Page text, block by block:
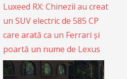
Luxeed RX: Chinezii au creat
un SUV electric de 585 CP
care arată ca un Ferrari și
poartă un nume de Lexus